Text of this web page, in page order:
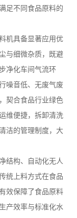
足不同食品原料的
机具备显著应用优
与细微杂质，既避
净化车间气流环
噪音低、无废气废
契合食品行业绿色
维便捷，拆卸清洗
洁的管理制度，大
结构、自动化无人
统上料方式在食品
效保障了食品原料
产效率与标准化水